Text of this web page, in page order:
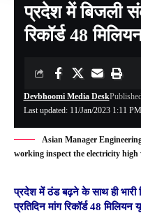
Devbhoomi Media>Blog>
प्रदेश में बिजली
रिकॉर्ड 48
Last updated: 11/Jan/2023 1:11 PM
Devbhoomi Media Desk
Asian Manager
working inspect the electricity high
प्रदेश में ठंड बढ़ने के साथ ही भारी
प्रतिदिन मांग रिकॉर्ड 48